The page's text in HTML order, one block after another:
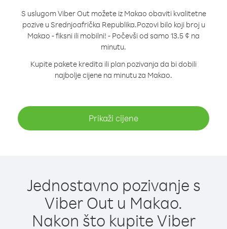
S uslugom Viber Out možete iz Makao obaviti kvalitetne
pozive u Srednjoafrička Republika.Pozovi bilo koji broj u
Makao - fiksni ili mobilni! - Počevši od samo 13.5 ¢ na
minutu.
Kupite pakete kredita ili plan pozivanja da bi dobili
najbolje cijene na minutu za Makao.
Prikaži cijene
Jednostavno pozivanje s
Viber Out u Makao.
Nakon što kupite Viber